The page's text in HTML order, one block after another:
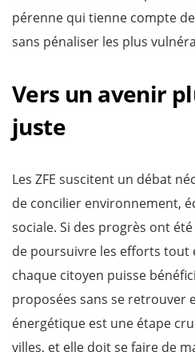
pérenne qui tienne compte
sans pénaliser les plus
Vers un avenir
juste
Les ZFE suscitent un débat
de concilier environnement,
sociale. Si des progrès ont
de poursuivre les efforts tout
chaque citoyen puisse
proposées sans se retrouver
énergétique est une étape
villes, et elle doit se faire de